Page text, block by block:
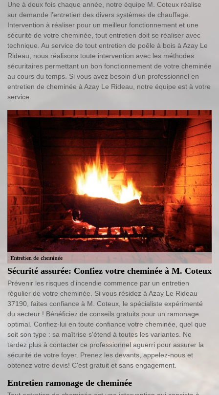
Une à deux fois chaque année, notre équipe M. Coteux réalise
sur demande l’entretien des divers systèmes de chauffage.
Intervention à réaliser pour un meilleur fonctionnement et une
sécurité de votre cheminée, tout entretien doit se réaliser avec
technique. Au service de tout entretien de poêle à bois à Azay Le
Rideau, nous réalisons toute intervention avec les méthodes
sécuritaires permettant un bon fonctionnement de votre cheminée
au cours du temps. Si vous avez besoin d’un professionnel en
entretien de cheminée à Azay Le Rideau, notre équipe est à votre
service.
Sécurité assurée: Confiez votre cheminée à M. Coteux
Prévenir les risques d'incendie commence par un entretien
régulier de votre cheminée. Si vous résidez à Azay Le Rideau
37190, faites confiance à M. Coteux, le spécialiste expérimenté
du secteur ! Bénéficiez de conseils gratuits pour un ramonage
optimal. Confiez-lui en toute confiance votre cheminée, quel que
soit son type : sa maîtrise s'étend à toutes les variantes. Ne
tardez plus à contacter ce professionnel aguerri pour assurer la
sécurité de votre foyer. Prenez les devants, appelez-nous et
obtenez votre devis! C'est gratuit et sans engagement.
Entretien ramonage de cheminée